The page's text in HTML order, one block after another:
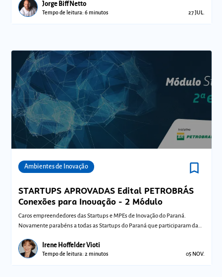
Jorge Biff Netto
Tempo de leitura: 6 minutos 27 JUL.
Ambientes de Inovação bookmark_border
STARTUPS APROVADAS Edital PETROBRÁS
Conexões para Inovação - 2 Módulo
Caros empreendedores das Startups e MPEs de Inovação do Paraná.
Novamente parabéns a todas as Startups do Paraná que participaram da
Irene Hoffelder Vioti
Tempo de leitura: 2 minutos 05 NOV.